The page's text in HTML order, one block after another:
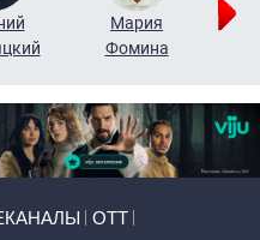
Мария
Фомина
ОТТ